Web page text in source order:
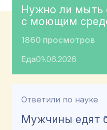
Нужно ли мыть
с моющим
1860 просмотров
Еда01.06.2026
Ответили по науке
Мужчины едят